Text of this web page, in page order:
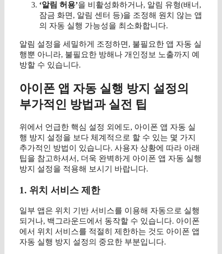
‘알림 허용’을 비활성화하거나, 알림 유형(배너,
잠금 화면, 알림 센터 등)을 조정해 원치 않는 앱
의 자동 실행 가능성을 최소화합니다.
알림 설정을 세밀하게 조정하면, 불필요한 앱 자동 실
행뿐 아니라, 불필요한 방해나 개인정보 노출까지 예
방할 수 있습니다.
아이폰 앱 자동 실행 방지 설정의
부가적인 방법과 실전 팁
위에서 언급한 핵심 설정 외에도, 아이폰 앱 자동 실
행 방지 설정을 보다 체계적으로 할 수 있는 몇 가지
추가적인 방법이 있습니다. 사용자 상황에 따라 아래
팁을 참고하셔서, 더욱 완벽하게 아이폰 앱 자동 실행
방지 설정을 적용해 보시기 바랍니다.
1. 위치 서비스 제한
일부 앱은 위치 기반 서비스를 이용해 자동으로 실행
되거나, 백그라운드에서 동작할 수 있습니다. 아이폰
에서 위치 서비스를 적절히 제한하는 것도 아이폰 앱
자동 실행 방지 설정의 중요한 부분입니다.